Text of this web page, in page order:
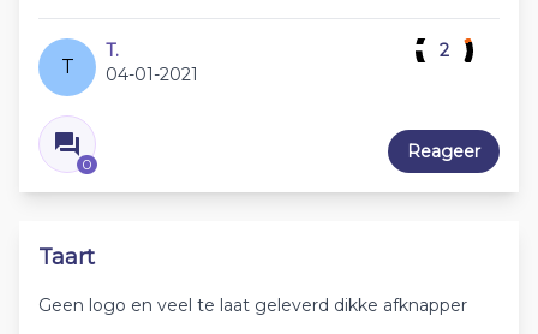
T
T.
04-01-2021
0
2
Reageer
Taart
Geen logo en veel te laat geleverd dikke afknapper